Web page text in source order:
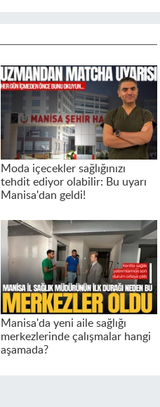
Moda içecekler sağlığınızı
tehdit ediyor olabilir: Bu uyarı
Manisa'dan geldi!
Manisa'da yeni aile sağlığı
merkezlerinde çalışmalar hangi
aşamada?